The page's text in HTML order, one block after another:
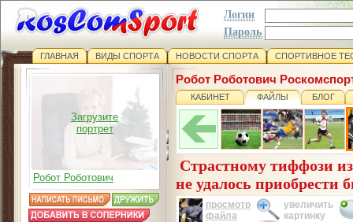
Логин
Пароль
ГЛАВНАЯ ВИДЫ СПОРТА НОВОСТИ СПОРТА СПОРТИВНОЕ
Загрузите
портрет
Робот Роботович
Робот Роботович
КАБИНЕТ ФАЙЛЫ БЛОГ
Страстному тиффози
не удалось приобрести
просмотр
файла
увеличить
картинку